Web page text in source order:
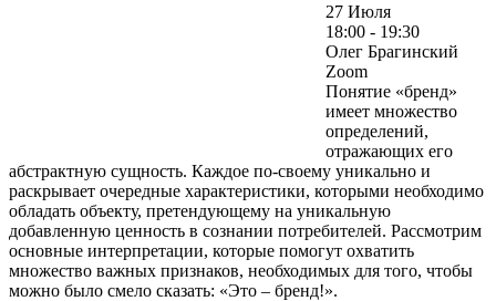
27 Июля
18:00 - 19:30
Олег Брагинский
Zoom
Понятие «бренд»
имеет множество
определений,
отражающих его
абстрактную сущность. Каждое по-своему уникально и
раскрывает очередные характеристики, которыми необходимо
обладать объекту, претендующему на уникальную
добавленную ценность в сознании потребителей. Рассмотрим
основные интерпретации, которые помогут охватить
множество важных признаков, необходимых для того, чтобы
можно было смело сказать: «Это – бренд!».